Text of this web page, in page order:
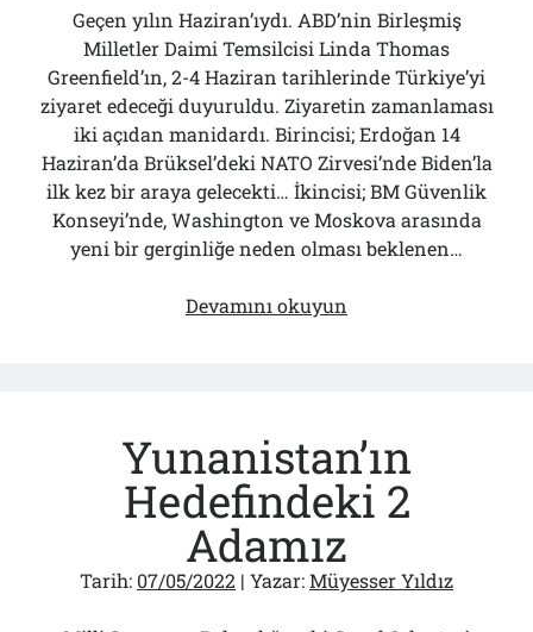
01/08/2026
Papazın “Komutanı” Ayasofya ve Patrikhane İçin ABD’yi Göreve
Çağırdı!..
31/07/2026
Arşivler
Arşivler
Geçen yılın Haziran’ıydı. ABD’nin Birleşmiş
Milletler Daimi Temsilcisi Linda Thomas
Greenfield’ın, 2-4 Haziran tarihlerinde Türkiye’yi
ziyaret edeceği duyuruldu. Ziyaretin zamanlaması
iki açıdan manidardı. Birincisi; Erdoğan 14
Haziran’da Brüksel’deki NATO Zirvesi’nde Biden’la
ilk kez bir araya gelecekti… İkincisi; BM Güvenlik
Konseyi’nde, Washington ve Moskova arasında
yeni bir gerginliğe neden olması beklenen…
Devamını okuyun
Gelmedi?
Yunanistan’ın
Hedefindeki 2
Adamız
Tarih: 07/05/2022 | Yazar:Müyesser Yıldız